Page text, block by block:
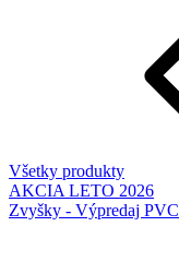
Všetky produkty
AKCIA LETO 2026
Zvyšky - Výpredaj PVC